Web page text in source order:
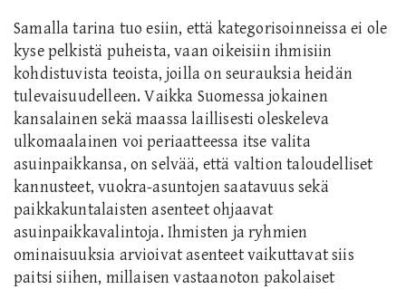
Samalla tarina tuo esiin, että kategorisoinneissa ei ole
kyse pelkistä puheista, vaan oikeisiin ihmisiin
kohdistuvista teoista, joilla on seurauksia heidän
tulevaisuudelleen. Vaikka Suomessa jokainen
kansalainen sekä maassa laillisesti oleskeleva
ulkomaalainen voi periaatteessa itse valita
asuinpaikkansa, on selvää, että valtion taloudelliset
kannusteet, vuokra-asuntojen saatavuus sekä
paikkakuntalaisten asenteet ohjaavat
asuinpaikkavalintoja. Ihmisten ja ryhmien
ominaisuuksia arvioivat asenteet vaikuttavat siis
paitsi siihen, millaisen vastaanoton pakolaiset